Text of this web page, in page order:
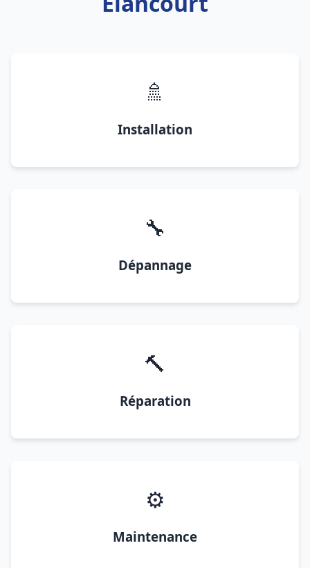
🚿
Installation
🔧
Dépannage
🔨
Réparation
⚙️
Maintenance